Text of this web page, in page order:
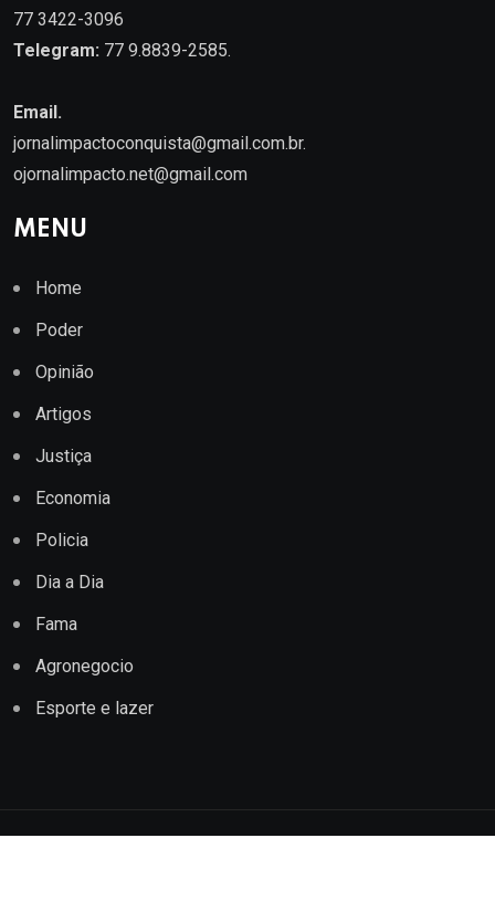
77 3422-3096
Telegram: 77 9.8839-2585.
Email.
jornalimpactoconquista@gmail.com.br.
ojornalimpacto.net@gmail.com
MENU
Home
Poder
Opinião
Artigos
Justiça
Economia
Policia
Dia a Dia
Fama
Agronegocio
Esporte e lazer